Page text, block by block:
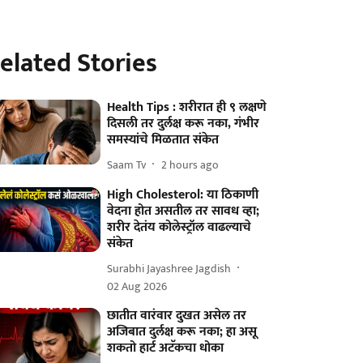
Stories
Health Tips : शरीरात ही ९ लक्षणे
दिसली तर दुर्लक्ष करू नका, गंभीर
समस्यांचे मिळतात संकेत
Saam Tv 2 hours ago
High Cholesterol: या ठिकाणी
वेदना होत असतील तर सावध व्हा;
शरीर देतंय कोलेस्ट्रॉल वाढल्याचे
संकेत
Surabhi Jayashree Jagdish
02 Aug 2026
छातीत वारंवार दुखत असेल तर
अजिबात दुर्लक्ष करू नका; हा असू
शकतो हार्ट अटॅकचा धोका